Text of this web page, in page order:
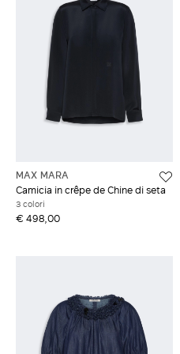
MAX MARA
Camicia in crêpe de Chine di seta
3 colori
€ 498,00